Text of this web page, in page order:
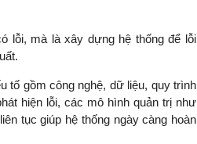
lỗi, mà là xây dựng hệ thống để lỗi
tố gồm công nghệ, dữ liệu, quy trình
hiện lỗi, các mô hình quản trị như
tục giúp hệ thống ngày càng hoàn